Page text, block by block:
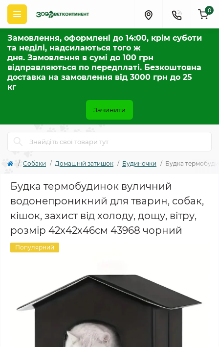
Замовлення, оформлені до 14:00, крім суботи
та неділі, надсилаються того ж
дня. Замовлення в сумі до 100 грн
відправляються по передплаті. Безкоштовна
доставка на замовлення від 3000 грн до 25
кг
Зачинити
0
Собаки Домашній затишок Будиночки Будка
Будка термобудинок вуличний
водонепроникний для тварин, собак,
кішок, захист від холоду, дощу, вітру,
розмір 42х42х46см 43968 чорний
Популярний